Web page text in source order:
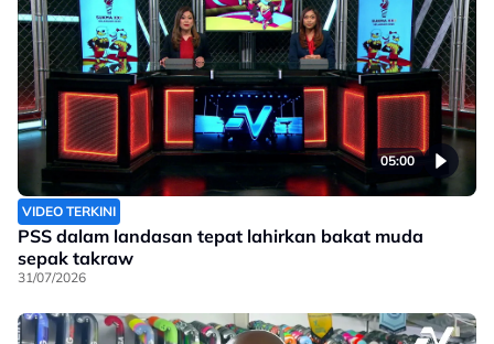
05:00
VIDEO TERKINI
PSS dalam landasan tepat lahirkan bakat muda
sepak takraw
31/07/2026